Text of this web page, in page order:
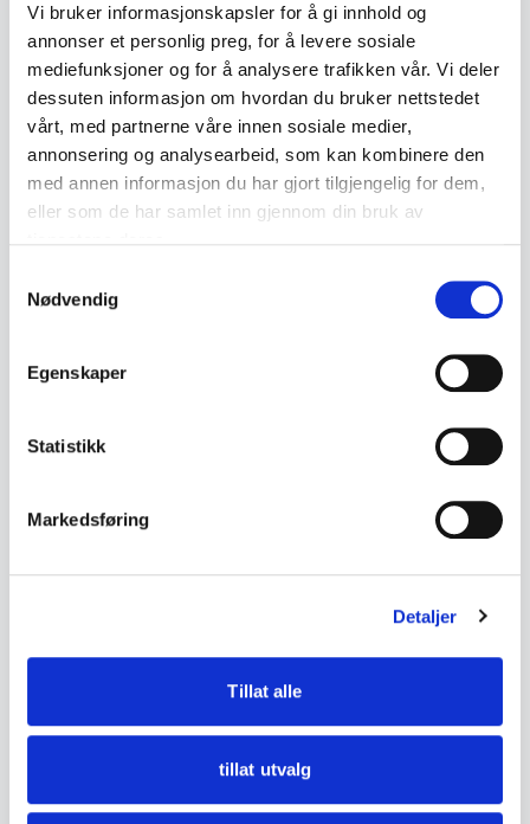
Vi bruker informasjonskapsler for å gi innhold og
annonser et personlig preg, for å levere sosiale
mediefunksjoner og for å analysere trafikken vår. Vi deler
dessuten informasjon om hvordan du bruker nettstedet
vårt, med partnerne våre innen sosiale medier,
annonsering og analysearbeid, som kan kombinere den
med annen informasjon du har gjort tilgjengelig for dem,
eller som de har samlet inn gjennom din bruk av
Nødvendig
Egenskaper
Statistikk
Markedsføring
Detaljer
Tillat alle
tillat utvalg
Beskrivelse
Dekorativ nål i Prima NS med motiv av to norske
riksløver. Utført i forgylt metall med
sikkerhetsnål på baksiden.
• Stemplet Prima NS
• Festenål på baksiden
- Bredde ca. 3,4 cm
God stand – noe aldersslitasje, patina og lette